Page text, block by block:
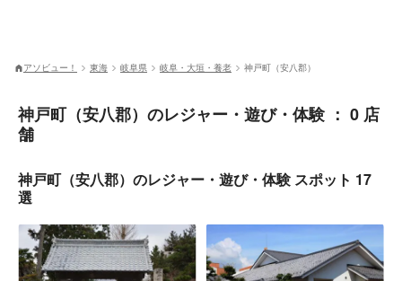
アソビュー！ 東海 岐阜県 岐阜・大垣・養老 神戸町（安八郡）
神戸町（安八郡）のレジャー・遊び・体験 ： 0 店
舗
神戸町（安八郡）のレジャー・遊び・体験 スポット 17
選